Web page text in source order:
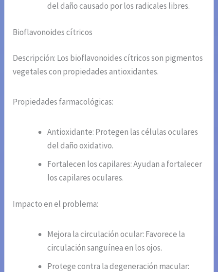
del daño causado por los radicales libres.
Bioflavonoides cítricos
Descripción: Los bioflavonoides cítricos son pigmentos
vegetales con propiedades antioxidantes.
Propiedades farmacológicas:
Antioxidante: Protegen las células oculares
del daño oxidativo.
Fortalecen los capilares: Ayudan a fortalecer
los capilares oculares.
Impacto en el problema:
Mejora la circulación ocular: Favorece la
circulación sanguínea en los ojos.
Protege contra la degeneración macular: